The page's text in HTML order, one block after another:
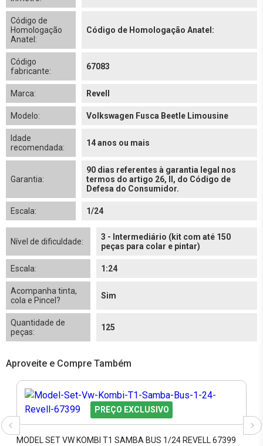
Código de
Homologação
Anatel:
Código de Homologação Anatel:
Código
fabricante:
67083
Marca: Revell
Modelo: Volkswagen Fusca Beetle Limousine
Idade
recomendada:
14 anos ou mais
Garantia:
90 dias referentes à garantia legal nos
termos do artigo 26, II, do Código de
Defesa do Consumidor.
Escala: 1/24
Nível de dificuldade:
3 - Intermediário (kit com até 150
peças para colar e pintar)
Escala: 1:24
Acompanha tinta,
cola e Pincel?
Sim
Quantidade de
peças:
125
Aproveite e Compre Também
PREÇO EXCLUSIVO
MODEL SET VW KOMBI T1 SAMBA BUS 1/24 REVELL 67399